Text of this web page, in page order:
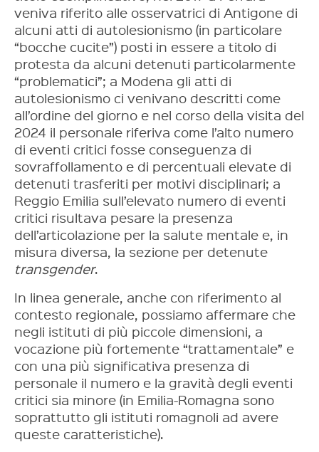
veniva riferito alle osservatrici di Antigone di
alcuni atti di autolesionismo (in particolare
“bocche cucite”) posti in essere a titolo di
protesta da alcuni detenuti particolarmente
“problematici”; a Modena gli atti di
autolesionismo ci venivano descritti come
all’ordine del giorno e nel corso della visita del
2024 il personale riferiva come l’alto numero
di eventi critici fosse conseguenza di
sovraffollamento e di percentuali elevate di
detenuti trasferiti per motivi disciplinari; a
Reggio Emilia sull’elevato numero di eventi
critici risultava pesare la presenza
dell’articolazione per la salute mentale e, in
misura diversa, la sezione per detenute
transgender.
In linea generale, anche con riferimento al
contesto regionale, possiamo affermare che
negli istituti di più piccole dimensioni, a
vocazione più fortemente “trattamentale” e
con una più significativa presenza di
personale il numero e la gravità degli eventi
critici sia minore (in Emilia-Romagna sono
soprattutto gli istituti romagnoli ad avere
queste caratteristiche).